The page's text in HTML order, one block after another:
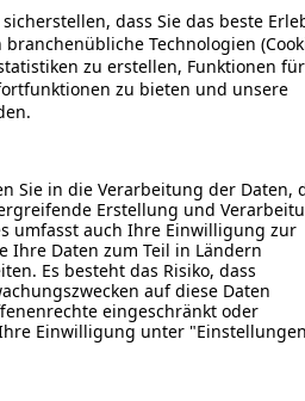
andere auswählen.
jederzeit
geht es nicht!